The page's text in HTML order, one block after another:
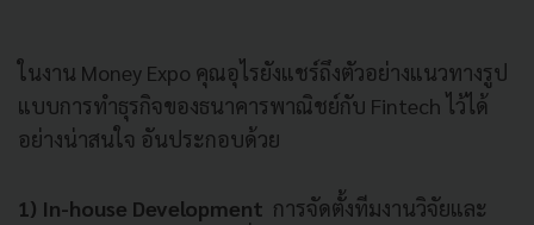
ในงาน Money Expo คุณอุไรยังแชร์ถึงตัวอย่างแนวทางรูป
แบบการทำธุรกิจของธนาคารพาณิชย์กับ Fintech ไว้ได้
อย่างน่าสนใจ อันประกอบด้วย
1) In-house Development การจัดตั้งทีมงานวิจัยและ